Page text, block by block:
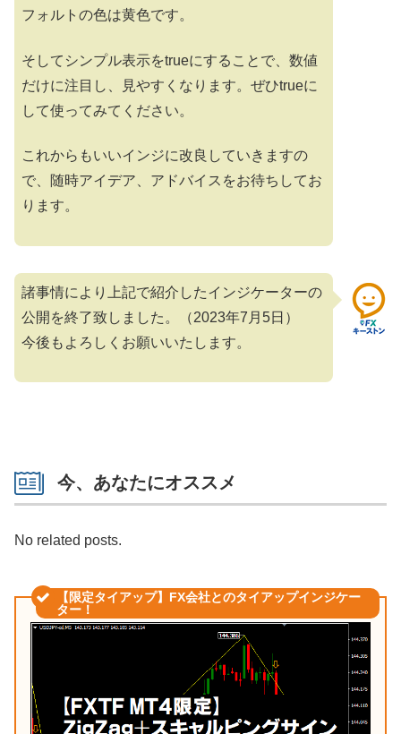
フォルトの色は黄色です。
そしてシンプル表示をtrueにすることで、数値
だけに注目し、見やすくなります。ぜひtrueに
して使ってみてください。
これからもいいインジに改良していきますの
で、随時アイデア、アドバイスをお待ちしてお
ります。
諸事情により上記で紹介したインジケーターの
公開を終了致しました。（2023年7月5日）
今後もよろしくお願いいたします。
今、あなたにオススメ
No related posts.
【限定タイアップ】FX会社とのタイアップインジケー
ター！